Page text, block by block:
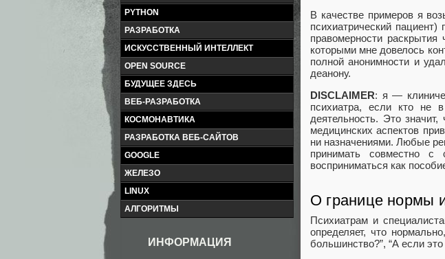
PYTHON
РАЗРАБОТКА
ИСКУССТВЕННЫЙ ИНТЕЛЛЕКТ
OPEN SOURCE
БУДУЩЕЕ ЗДЕСЬ
ВЕБ-РАЗРАБОТКА
КОСМОНАВТИКА
РАЗРАБОТКА ВЕБ-САЙТОВ
GOOGLE
ЖЕЛЕЗО
LINUX
АЛГОРИТМЫ
ИНФОРМАЦИЯ
В качестве примеров я
психиатрический пациент)
правомерности
которыми мне довелось
полной анонимности и
деанону.
DISCLAIMER: я —
психиатра, если кто не
деятельность. Это
медицинских аспектов
ни назначениями. Любые
принимать совместно
восприниматься как
О границе нормы
Психиатрам и
определяет, что
большинство?”, “А если